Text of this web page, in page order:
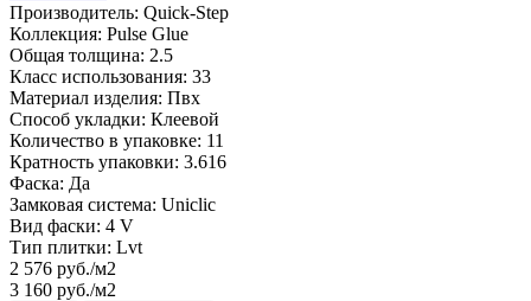
Производитель: Quick-Step
Коллекция: Pulse Glue
Общая толщина: 2.5
Класс использования: 33
Материал изделия: Пвх
Способ укладки: Клеевой
Количество в упаковке: 11
Кратность упаковки: 3.616
Фаска: Да
Замковая система: Uniclic
Вид фаски: 4 V
Тип плитки: Lvt
2 576 руб./м2
3 160 руб./м2